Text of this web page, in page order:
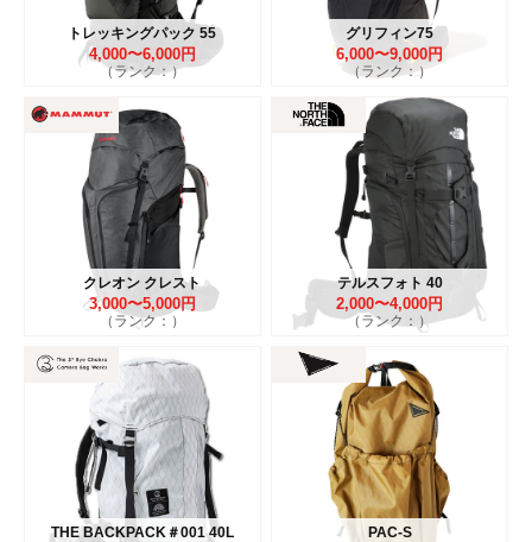
トレッキングパック 55
4,000〜6,000円
（ランク：）
グリフィン75
6,000〜9,000円
（ランク：）
クレオン クレスト
3,000〜5,000円
（ランク：）
テルスフォト 40
2,000〜4,000円
（ランク：）
THE BACKPACK＃001 40L PAC-S